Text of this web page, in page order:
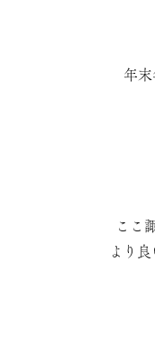
年
ここ
より